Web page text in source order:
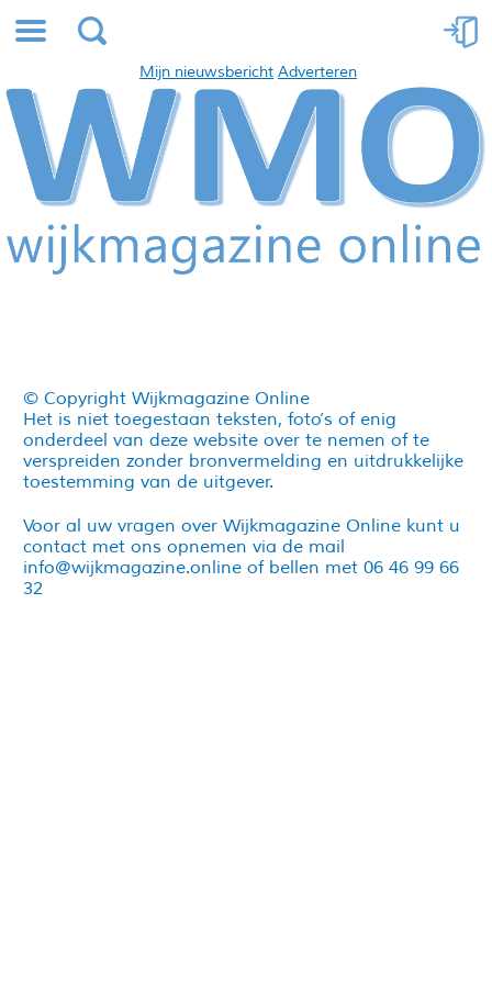
Mijn nieuwsbericht Adverteren
© Copyright Wijkmagazine Online
Het is niet toegestaan teksten, foto’s of enig
onderdeel van deze website over te nemen of te
verspreiden zonder bronvermelding en uitdrukkelijke
toestemming van de uitgever.
Voor al uw vragen over Wijkmagazine Online kunt u
contact met ons opnemen via de mail
info@wijkmagazine.online of bellen met 06 46 99 66
32